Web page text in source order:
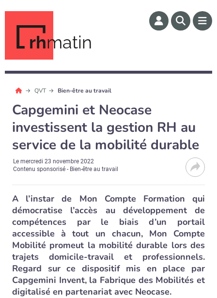
rhmatin
QVT Bien-être au travail
Capgemini et Neocase
investissent la gestion RH au
service de la mobilité durable
Lemercredi 23 novembre 2022
Contenu sponsorisé - Bien-être au travail
A l’instar de Mon Compte Formation qui
démocratise l’accès au développement de
compétences par le biais d’un portail
accessible à tout un chacun, Mon Compte
Mobilité promeut la mobilité durable lors des
trajets domicile-travail et professionnels.
Regard sur ce dispositif mis en place par
Capgemini Invent, la Fabrique des Mobilités et
digitalisé en partenariat avec Neocase.